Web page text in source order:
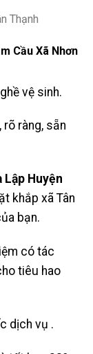
Cầu Xã Nhơn
vệ sinh.
ràng, sẵn
Lập Huyện
khắp xã Tân
bạn.
có tác
tiêu hao
dịch vụ .